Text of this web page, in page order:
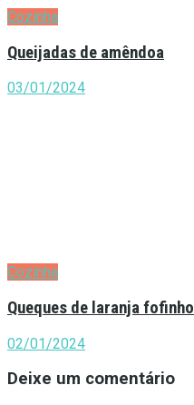
Cozinha
Queijadas de amêndoa
03/01/2024
Cozinha
Queques de laranja
02/01/2024
Deixe um comentário